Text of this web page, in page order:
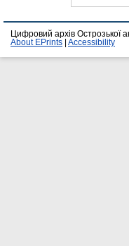
Цифровий архів Острозької
About EPrints
Accessibility